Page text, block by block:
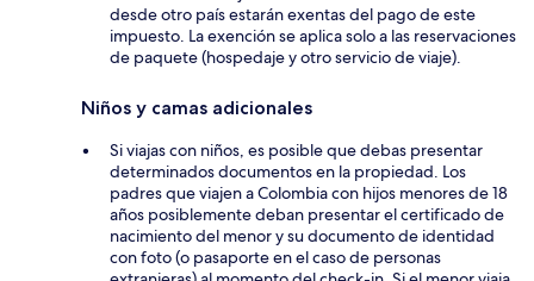
desde otro país estarán exentas del pago de este
impuesto. La exención se aplica solo a las reservaciones
de paquete (hospedaje y otro servicio de viaje).
Niños y camas adicionales
Si viajas con niños, es posible que debas presentar
determinados documentos en la propiedad. Los
padres que viajen a Colombia con hijos menores de 18
años posiblemente deban presentar el certificado de
nacimiento del menor y su documento de identidad
con foto (o pasaporte en el caso de personas